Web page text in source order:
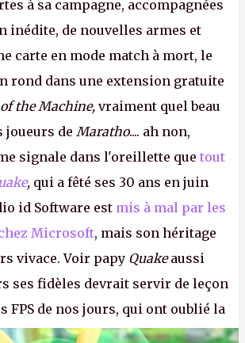
à sa campagne, accompagnées
inédite, de nouvelles armes et
carte en mode match à mort, le
rond dans une extension gratuite
the Machine, vraiment quel beau
joueurs de Maratho.... ah non,
signale dans l'oreillette que tout
, qui a fêté ses 30 ans en juin
id Software est mis à mal par les
Microsoft, mais son héritage
vivace. Voir papy Quakeaussi
ses fidèles devrait servir de leçon
FPS de nos jours, qui ont oublié la
envers leurs joueurs et les